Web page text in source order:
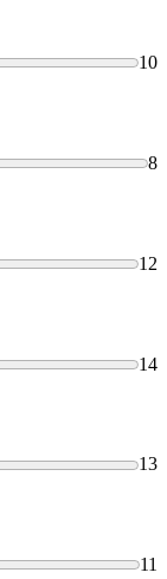
10
8
12
14
13
11